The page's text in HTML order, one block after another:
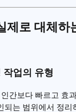
제로 대체하
업의 유형
인간보다 빠르고 효
되는 범위에서 정리